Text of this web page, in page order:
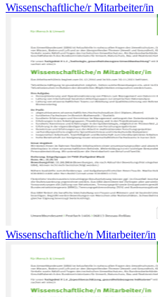
Wissenschaftliche/r Mitarbeiter/in
Wissenschaftliche/n Mitarbeiter/in